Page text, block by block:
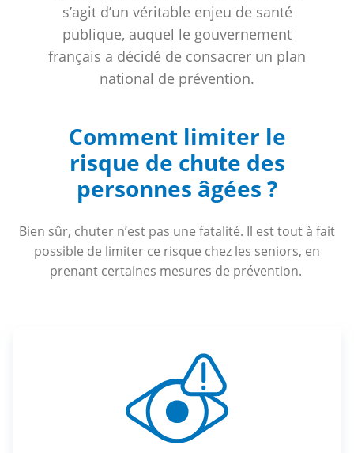
s’agit d’un véritable enjeu de santé
publique, auquel le gouvernement
français a décidé de consacrer un plan
national de prévention.
Comment limiter le
risque de chute des
personnes âgées ?
Bien sûr, chuter n’est pas une fatalité. Il est tout à fait
possible de limiter ce risque chez les seniors, en
prenant certaines mesures de prévention.